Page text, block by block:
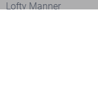
Lofty Manner